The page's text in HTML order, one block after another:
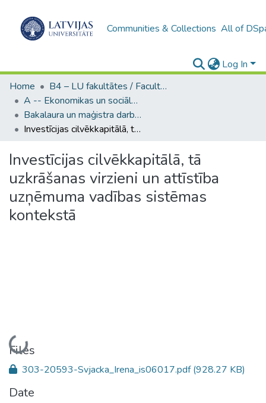
Communities & Collections All of
Log In
Home
B4 – LU fakultātes / Faculties of the UL
A -- Ekonomikas un sociālo zinātņu fakultāte / Faculty of Economics and Social Sciences
Bakalaura un maģistra darbi (ESZF) / Bachelor's and Master's theses
Investīcijas cilvēkkapitālā, tā uzkrāšanas virzieni un attīstība uzņēmuma vadības sistēmas kontekstā
Investīcijas cilvēkkapitālā, tā
uzkrāšanas virzieni un attīstība
uzņēmuma vadības sistēmas
kontekstā
Loading...
Files
303-20593-Svjacka_Irena_is06017.pdf(928.27 KB)
Date